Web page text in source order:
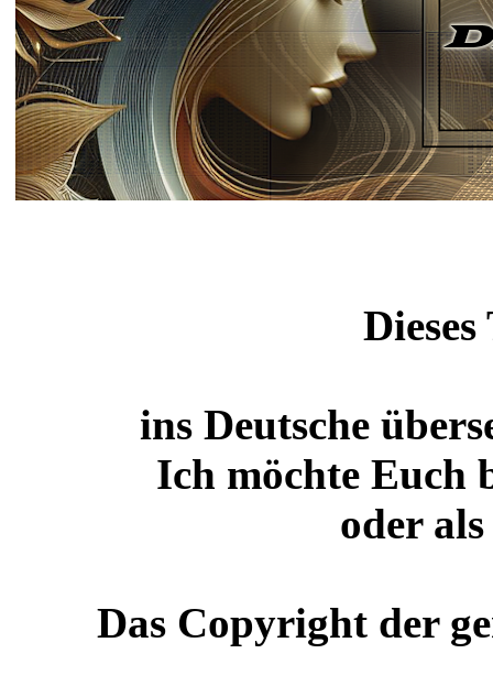
ins Deutsche
Ich möchte Euch
oder
Das Copyright der